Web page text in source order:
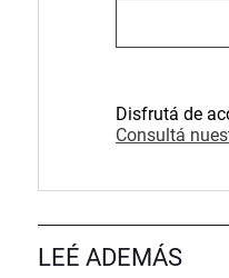
Disfrutá de
Consultá
LEÉ ADEMÁS